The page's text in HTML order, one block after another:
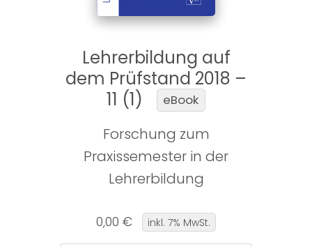
Lehrerbildung auf
dem Prüfstand 2018 –
11 (1)
eBook
Forschung zum
Praxissemester in der
Lehrerbildung
0,00 € inkl. 7% MwSt.